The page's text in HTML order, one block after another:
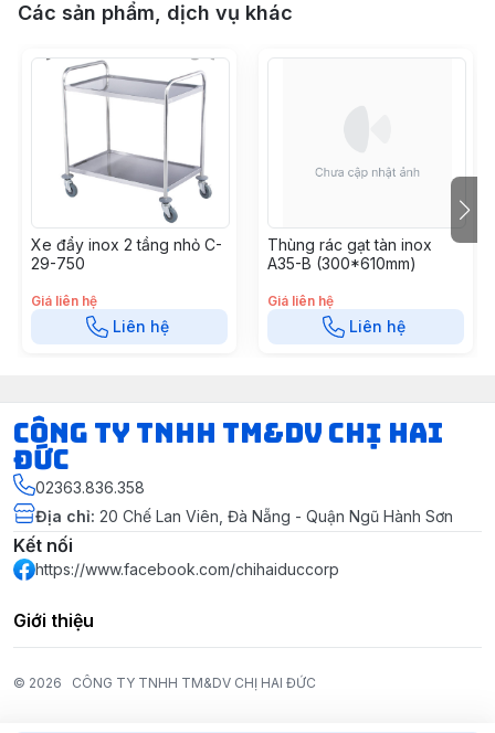
Các sản phẩm, dịch vụ khác
Xe đẩy inox 2 tầng nhỏ C-
29-750
Giá liên hệ
Liên hệ
Thùng rác gạt tàn inox
A35-B (300*610mm)
Giá liên hệ
Liên hệ
CÔNG TY TNHH TM&DV CHỊ HAI
ĐỨC
02363.836.358
Địa chỉ: 20 Chế Lan Viên, Đà Nẵng - Quận Ngũ Hành Sơn
Kết nối
https://www.facebook.com/chihaiduccorp
Giới thiệu
© 2026 CÔNG TY TNHH TM&DV CHỊ HAI ĐỨC